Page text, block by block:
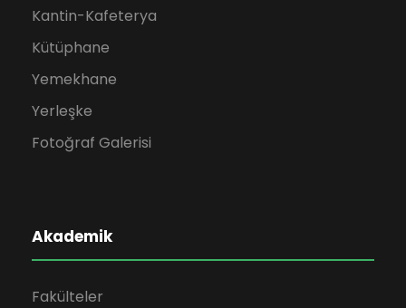
Kantin-Kafeterya
Kütüphane
Yemekhane
Yerleşke
Fotoğraf Galerisi
Akademik
Fakülteler